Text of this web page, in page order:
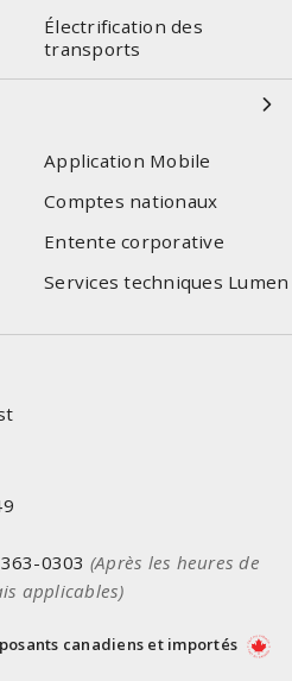
Électrification des
transports
Application Mobile
Comptes nationaux
Entente corporative
Services techniques Lumen
0303 (Après les heures de
applicables)
canadiens et importés